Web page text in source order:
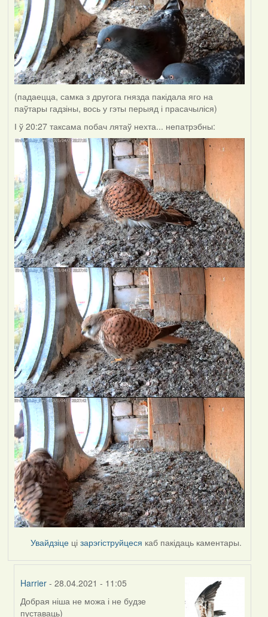
(падаецца, самка з другога гнязда пакідала яго на
паўтары гадзіны, вось у гэты перыяд і прасачыліся)
І ў 20:27 таксама побач лятаў нехта... непатрэбны:
Увайдзіце цізарэгіструйцеся каб пакідаць каментары.
Harrier - 28.04.2021 - 11:05
In
Добрая ніша не можа і не будзе
пуставаць)